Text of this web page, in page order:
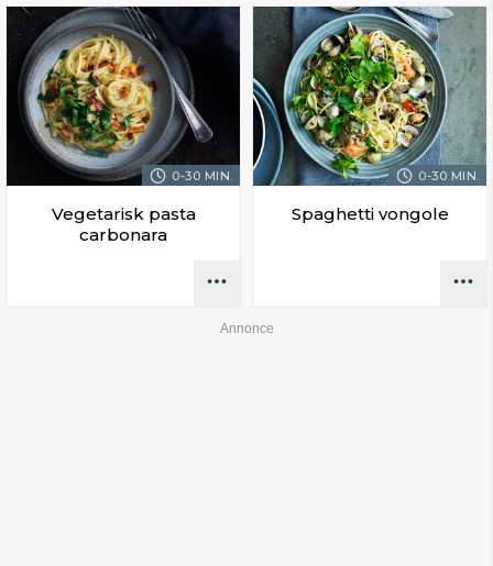
0-30 MIN.
Vegetarisk pasta
carbonara
0-30 MIN.
Spaghetti vongole